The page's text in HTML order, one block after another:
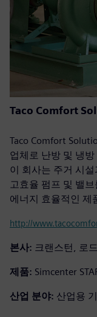
Taco Comfort
Taco Comfort
업체로 난방 및 냉
이 회사는 주거 시
고효율 펌프 및 밸
에너지 효율적인 제
http://
본사: 크랜스턴, 로
제품: Simcenter
산업 분야: 산업용